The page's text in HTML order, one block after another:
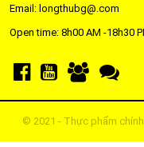
Email: longthubg@.com
Open time: 8h00 AM -18h30
© 2021 - Thực phẩm